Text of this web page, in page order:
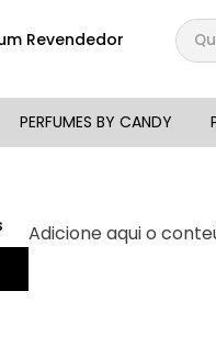
Revendedor
PERFUMES BY CANDY
Adicione aqui o
1 º
144
4º
box